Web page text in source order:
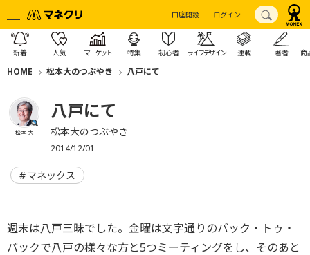
口座開設 ログイン
新着 人気 マーケット 特集 初心者 ライフデザイン 連載 著者 商
HOME 松本大のつぶやき 八戸にて
松本 大
八戸にて
松本大のつぶやき
2014/12/01
マネックス
週末は八戸三昧でした。金曜は文字通りのバック・トゥ・
バックで八戸の様々な方と5つミーティングをし、そのあと